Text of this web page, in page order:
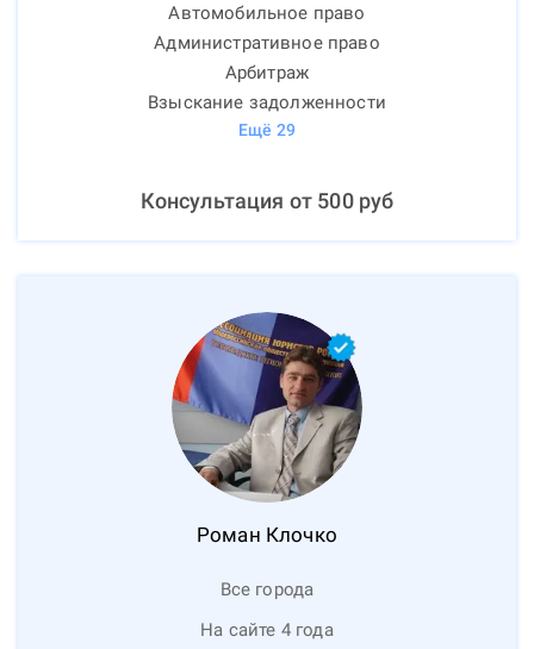
Автомобильное право
Административное право
Арбитраж
Взыскание задолженности
Ещё 29
Консультация от 500руб
Роман Клочко
Все города
На сайте 4 года